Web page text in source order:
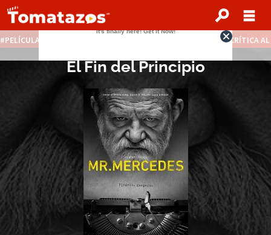
PELÍCULAS STREAMING GRATIS CRÍTICA
El Fin del Principio